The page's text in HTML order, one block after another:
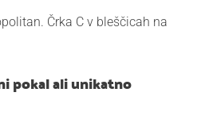
Črka C v bleščicah na
pokal ali unikatno